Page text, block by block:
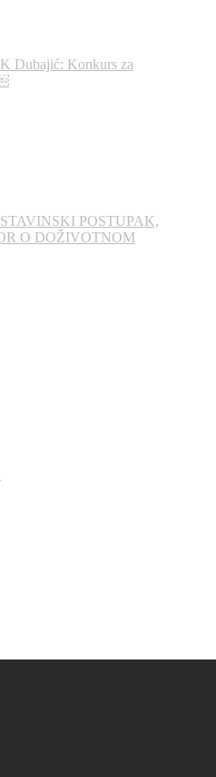
Dubajić: Konkurs za
POSTUPAK,
O DOŽIVOTNOM